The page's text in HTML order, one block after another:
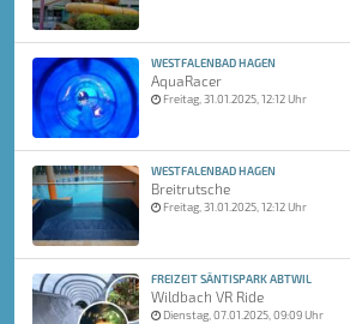
WESTFALENBAD HAGEN
AquaRacer
Freitag, 31.01.2025, 12:12 Uhr
WESTFALENBAD HAGEN
Breitrutsche
Freitag, 31.01.2025, 12:12 Uhr
FREIZEIT SÄNTISPARK ABTWIL
Wildbach VR Ride
Dienstag, 07.01.2025, 09:09 Uhr